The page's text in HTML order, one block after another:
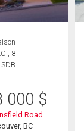
, 8
SDB
000 $
Road
BC